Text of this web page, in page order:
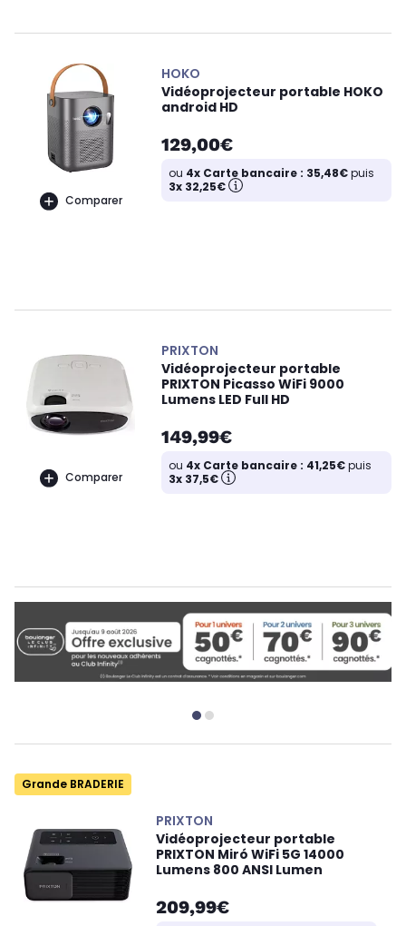
Comparer
HOKO
Vidéoprojecteur portable HOKO
android HD
129,00€
ou 4x Carte bancaire : 35,48€puis
3x 32,25€
Comparer
PRIXTON
Vidéoprojecteur portable
PRIXTON Picasso WiFi 9000
Lumens LED Full HD
149,99€
ou 4x Carte bancaire : 41,25€puis
3x 37,5€
Grande BRADERIE
PRIXTON
Vidéoprojecteur portable
PRIXTON Miró WiFi 5G 14000
Lumens 800 ANSI Lumen
209,99€